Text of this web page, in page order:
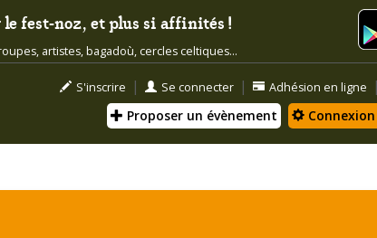
fest-noz, et plus si affinités !
artistes, bagadoù, cercles celtiques...
S'inscrire | Se connecter | Adhésion en ligne |
Proposer un évènement